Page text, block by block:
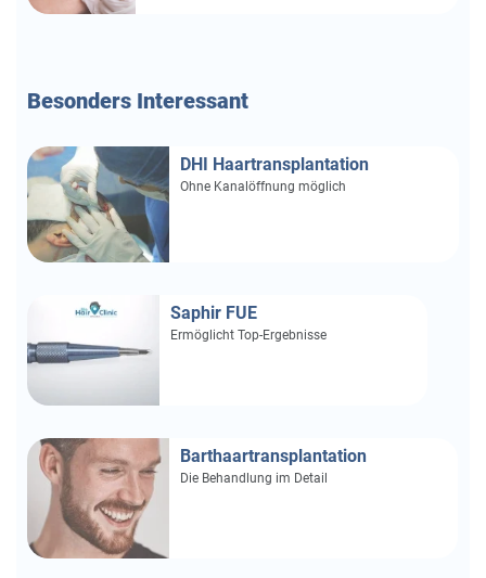
Besonders Interessant
DHI Haartransplantation
Ohne Kanalöffnung möglich
Saphir FUE
Ermöglicht Top-Ergebnisse
Barthaartransplantation
Die Behandlung im Detail